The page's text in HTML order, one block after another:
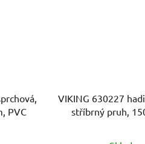
PVC
VIKING 630227
stříbrný pruh,